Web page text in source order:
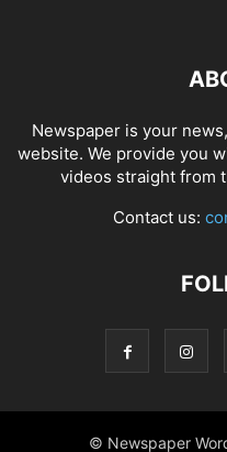
Newspaper is your
website. We provide you
videos straight from
Contact us:
© Newspaper